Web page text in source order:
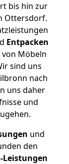
bis hin zur
Ottersdorf.
Entpacken
Möbeln
sind uns
nach
uns daher
und
und
den
Leistungen